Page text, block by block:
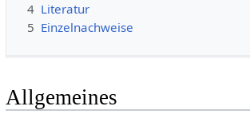
4 Literatur
5 Einzelnachweise
Allgemeines